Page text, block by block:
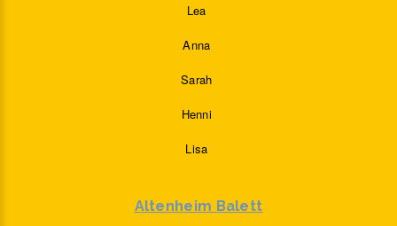
Lea
Anna
Sarah
Henni
Lisa
Altenheim Balett